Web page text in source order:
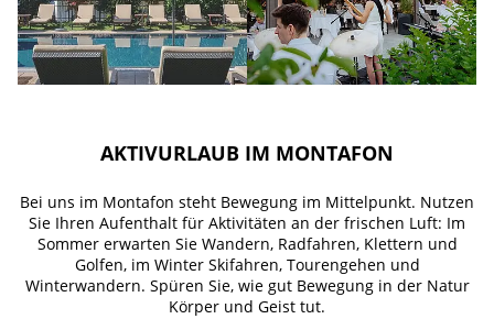
AKTIVURLAUB IM MONTAFON
Bei uns im Montafon steht Bewegung im Mittelpunkt. Nutzen
Sie Ihren Aufenthalt für Aktivitäten an der frischen Luft: Im
Sommer erwarten Sie Wandern, Radfahren, Klettern und
Golfen, im Winter Skifahren, Tourengehen und
Winterwandern. Spüren Sie, wie gut Bewegung in der Natur
Körper und Geist tut.